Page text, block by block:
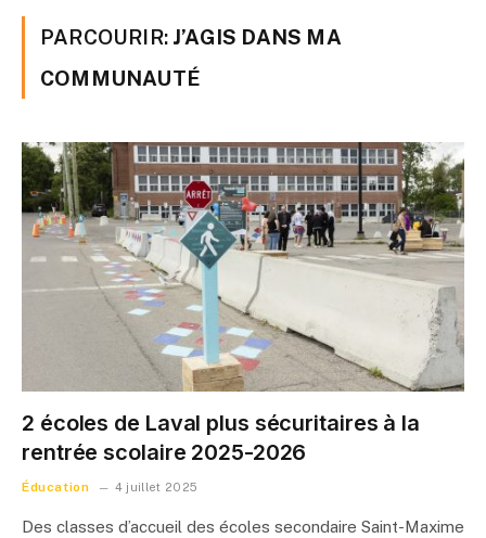
PARCOURIR: J’AGIS DANS MA
COMMUNAUTÉ
2 écoles de Laval plus sécuritaires à la
rentrée scolaire 2025-2026
Éducation 4 juillet 2025
Des classes d’accueil des écoles secondaire Saint-Maxime